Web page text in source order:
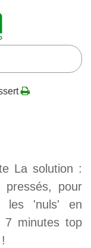
La solution :
pressés, pour
les 'nuls' en
7 minutes top